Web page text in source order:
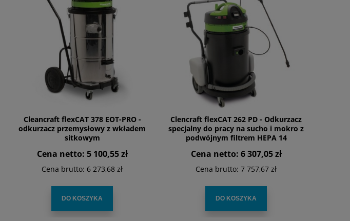
Cleancraft flexCAT 378 EOT-PRO -
odkurzacz przemysłowy z wkładem
sitkowym
Cena netto: 5 100,55 zł
Cena brutto: 6 273,68 zł
DO KOSZYKA
Clencraft flexCAT 262 PD - Odkurzacz
specjalny do pracy na sucho i mokro z
podwójnym filtrem HEPA 14
Cena netto: 6 307,05 zł
Cena brutto: 7 757,67 zł
DO KOSZYKA